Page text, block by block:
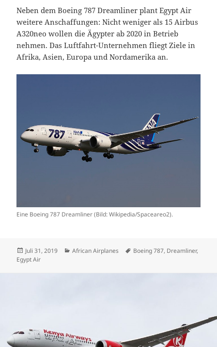
Neben dem Boeing 787 Dreamliner plant Egypt Air
weitere Anschaffungen: Nicht weniger als 15 Airbus
A320neo wollen die Ägypter ab 2020 in Betrieb
nehmen. Das Luftfahrt-Unternehmen fliegt Ziele in
Afrika, Asien, Europa und Nordamerika an.
Eine Boeing 787 Dreamliner (Bild: Wikipedia/Spaceareo2).
Veröffentlicht
am
Juli 31, 2019 Kategorien
African Airplanes Schlagwörter
Boeing 787, Dreamliner,
Egypt Air